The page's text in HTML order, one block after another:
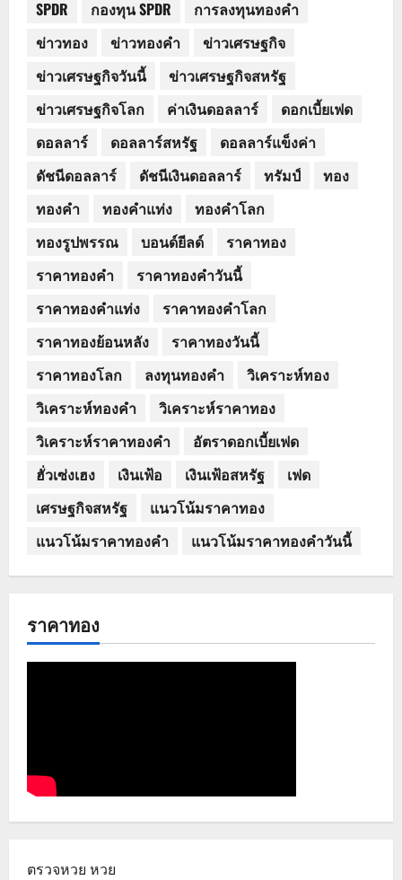
SPDR กองทุน SPDR
การลงทุนทองคำ
ข่าวทอง
ข่าวทองคำ
ข่าวเศรษฐกิจ
ข่าวเศรษฐกิจวันนี้
ข่าวเศรษฐกิจสหรัฐ
ข่าวเศรษฐกิจโลก
ค่าเงินดอลลาร์
ดอกเบี้ยเฟด
ดอลลาร์
ดอลลาร์สหรัฐ
ดอลลาร์แข็งค่า
ดัชนีดอลลาร์
ดัชนีเงินดอลลาร์ ทรัมป์
ทอง
ทองคำ
ทองคำแท่ง
ทองคำโลก
ทองรูปพรรณ
บอนด์ยีลด์
ราคาทอง
ราคาทองคำ
ราคาทองคำวันนี้
ราคาทองคำแท่ง
ราคาทองคำโลก
ราคาทองย้อนหลัง
ราคาทองวันนี้
ราคาทองโลก
ลงทุนทองคำ
วิเคราะห์ทอง
วิเคราะห์ทองคำ
วิเคราะห์ราคาทอง
วิเคราะห์ราคาทองคำ
อัตราดอกเบี้ยเฟด
ฮั่วเซ่งเฮง
เงินเฟ้อ เงินเฟ้อสหรัฐ
เฟด
เศรษฐกิจสหรัฐ
แนวโน้มราคาทอง
แนวโน้มราคาทองคำ
แนวโน้มราคาทองคำวันนี้
ราคาทอง
ตรวจหวย หวย